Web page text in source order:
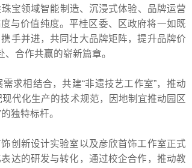
宝领域智能制造、沉浸式体验、品牌运营
与价值纯度。平桂区委、区政府将一如既
手并进，共同壮大品牌矩阵，提升品牌价
合作共赢的崭新篇章。
求相结合，共建“非遗技艺工作室”，推动
代化生产的技术规范，因地制宜推动园区
独特标杆。
创新设计实验室以及彦欣首饰工作室正式
达的研发与转化，通过校企合作，推动教